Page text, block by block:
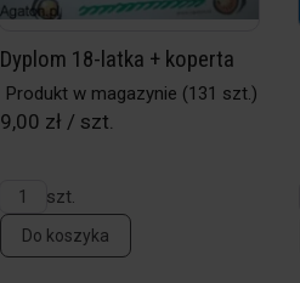
Dyplom 18-latka + koperta
Produkt w magazynie (131 szt.)
9,00 zł / szt.
szt.
Do koszyka